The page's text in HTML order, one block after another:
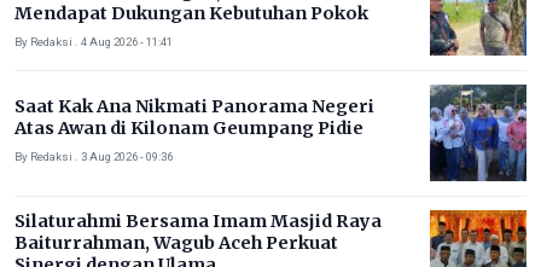
Mendapat Dukungan Kebutuhan Pokok
By Redaksi . 4 Aug 2026 - 11:41
Saat Kak Ana Nikmati Panorama Negeri
Atas Awan di Kilonam Geumpang Pidie
By Redaksi . 3 Aug 2026 - 09:36
Silaturahmi Bersama Imam Masjid Raya
Baiturrahman, Wagub Aceh Perkuat